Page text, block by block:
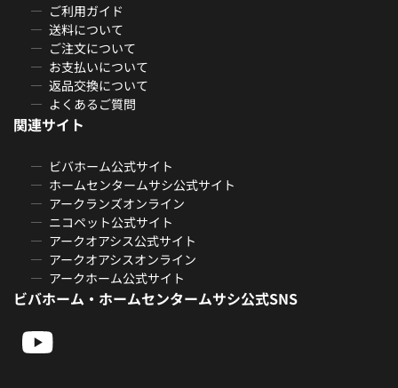
ご利用ガイド
送料について
ご注文について
お支払いについて
返品交換について
よくあるご質問
関連サイト
ビバホーム公式サイト
ホームセンタームサシ公式サイト
アークランズオンライン
ニコペット公式サイト
アークオアシス公式サイト
アークオアシスオンライン
アークホーム公式サイト
ビバホーム・ホームセンタームサシ公式SNS